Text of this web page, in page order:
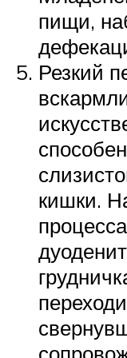
пищи,
Резкий
кишки.